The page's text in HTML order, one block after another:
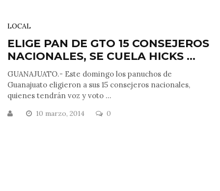
LOCAL
ELIGE PAN DE GTO 15 CONSEJEROS
NACIONALES, SE CUELA HICKS ...
GUANAJUATO.- Este domingo los panuchos de
Guanajuato eligieron a sus 15 consejeros nacionales,
quienes tendrán voz y voto ...
10 marzo, 2014 0